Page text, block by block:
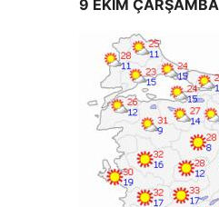
9 EKİM ÇARŞAMBA